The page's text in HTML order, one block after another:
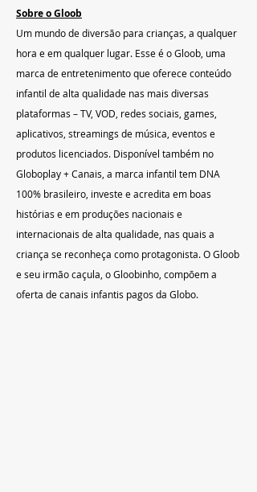
Sobre o Gloob
Um mundo de diversão para crianças, a qualquer
hora e em qualquer lugar. Esse é o Gloob, uma
marca de entretenimento que oferece conteúdo
infantil de alta qualidade nas mais diversas
plataformas – TV, VOD, redes sociais, games,
aplicativos, streamings de música, eventos e
produtos licenciados. Disponível também no
Globoplay + Canais, a marca infantil tem DNA
100% brasileiro, investe e acredita em boas
histórias e em produções nacionais e
internacionais de alta qualidade, nas quais a
criança se reconheça como protagonista. O Gloob
e seu irmão caçula, o Gloobinho, compõem a
oferta de canais infantis pagos da Globo.